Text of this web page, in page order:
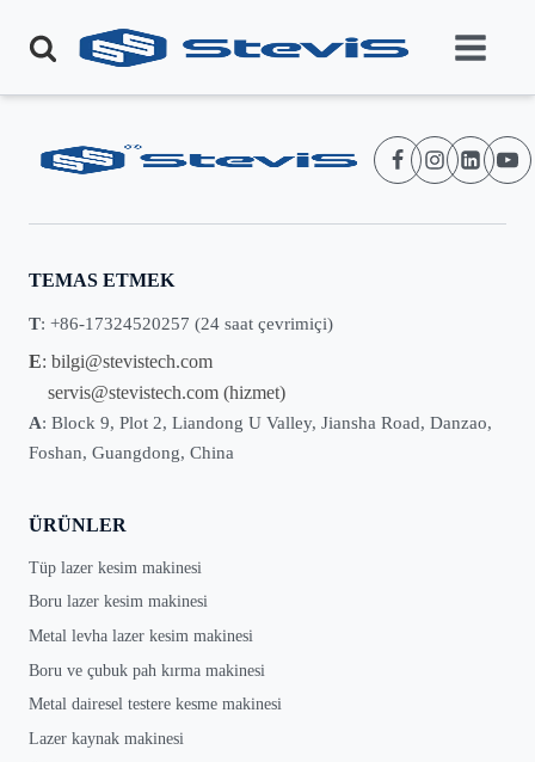
TEMAS ETMEK
T: +86-17324520257 (24 saat çevrimiçi)
E: bilgi@stevistech.com
servis@stevistech.com (hizmet)
A: Block 9, Plot 2, Liandong U Valley, Jiansha Road, Danzao,
Foshan, Guangdong, China
ÜRÜNLER
Tüp lazer kesim makinesi
Boru lazer kesim makinesi
Metal levha lazer kesim makinesi
Boru ve çubuk pah kırma makinesi
Metal dairesel testere kesme makinesi
Lazer kaynak makinesi